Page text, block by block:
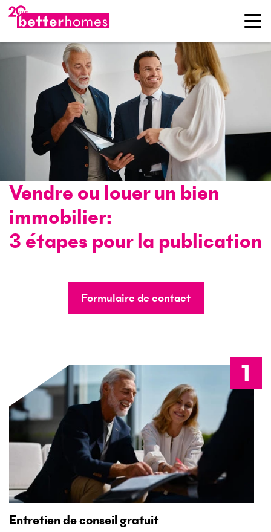
Vendre ou louer un bien
immobilier:
3 étapes pour la publication
Formulaire de contact
Entretien de conseil gratuit